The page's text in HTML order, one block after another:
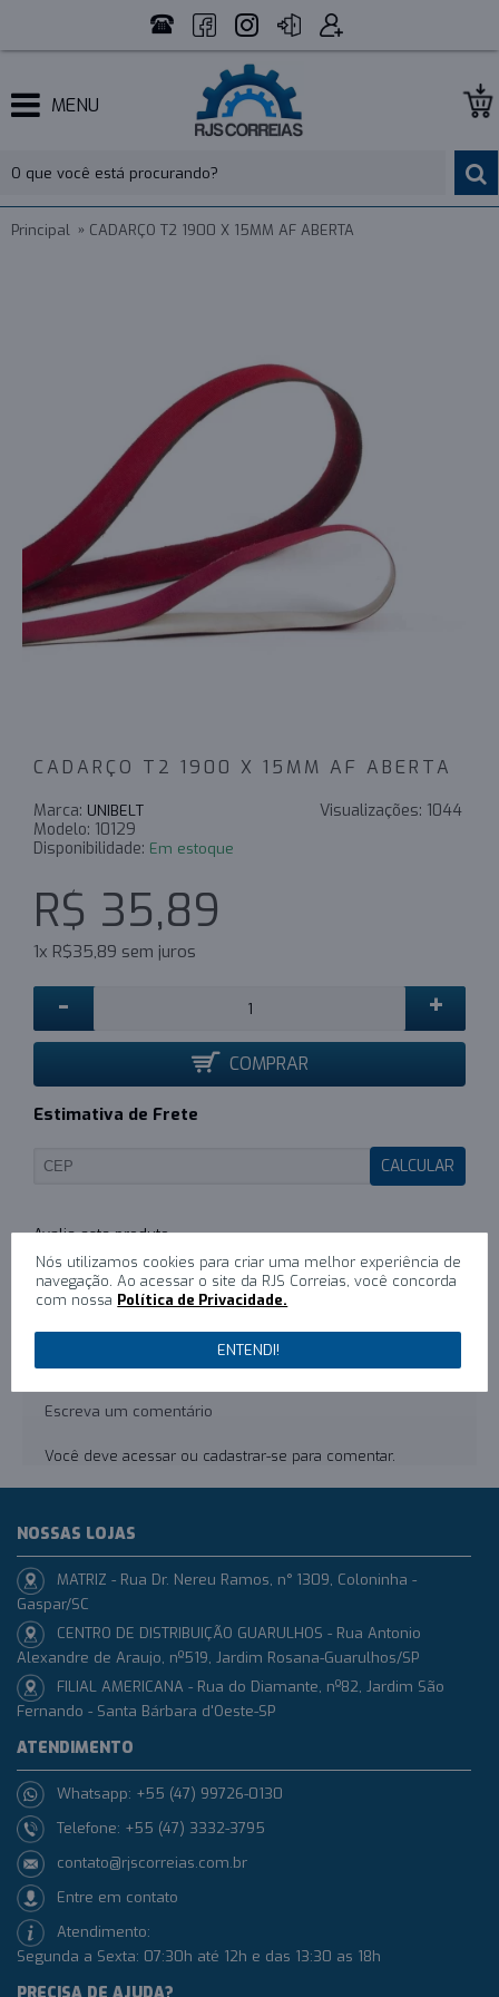
MENU
Principal CADARÇO T2 1900 X 15MM AF ABERTA
CADARÇO T2 1900 X 15MM AF ABERTA
Visualizações: 1044
Marca: UNIBELT
Modelo: 10129
Disponibilidade: Em estoque
R$ 35,89
1x R$35,89 sem juros
- +
COMPRAR
Estimativa de Frete
CALCULAR
0 /Escreva um comentário
COMENTÁRIOS (0)
Escreva um comentário
Você deve acessar ou cadastrar-se para comentar.
Nós utilizamos cookies para criar uma melhor experiência de
navegação. Ao acessar o site da RJS Correias, você concorda
com nossa Política de Privacidade.
ENTENDI!
NOSSAS LOJAS
MATRIZ - Rua Dr. Nereu Ramos, n° 1309, Coloninha -
Gaspar/SC
CENTRO DE DISTRIBUIÇÃO GUARULHOS - Rua Antonio
Alexandre de Araujo, nº519, Jardim Rosana-Guarulhos/SP
FILIAL AMERICANA - Rua do Diamante, nº82, Jardim São
Fernando - Santa Bárbara d'Oeste-SP
ATENDIMENTO
Whatsapp: +55 (47) 99726-0130
Telefone: +55 (47) 3332-3795
contato@rjscorreias.com.br
Entre em contato
Atendimento:
Segunda a Sexta: 07:30h até 12h e das 13:30 as 18h